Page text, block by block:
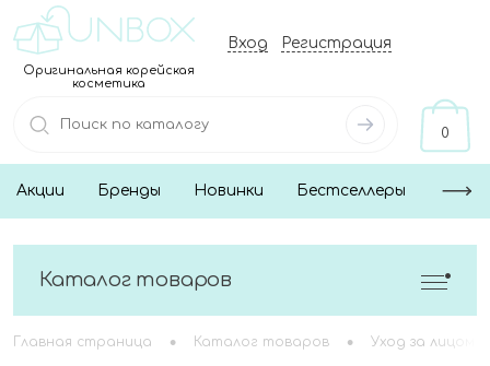
Оригинальная корейская
косметика
Вход Регистрация
0
Акции Бренды Новинки Бестселлеры
Каталог товаров
Главная страница • Каталог товаров • Уход за лицом